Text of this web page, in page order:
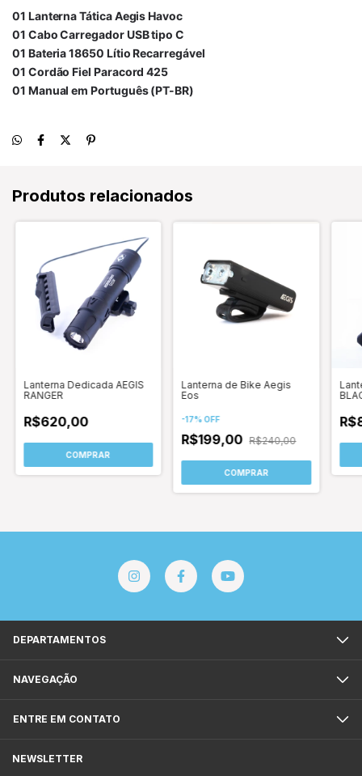
01 Lanterna Tática Aegis Havoc
01 Cabo Carregador USB tipo C
01 Bateria 18650 Lítio Recarregável
01 Cordão Fiel Paracord 425
01 Manual em Português (PT-BR)
Produtos relacionados
Lanterna Dedicada AEGIS
RANGER
R$620,00
COMPRAR
Lanterna de Bike Aegis
Eos
-17%OFF
R$199,00 R$240,00
COMPRAR
DEPARTAMENTOS
NAVEGAÇÃO
ENTRE EM CONTATO
NEWSLETTER